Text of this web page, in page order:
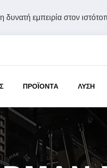
δυνατή εμπειρία στον
ΠΡΟΪΟΝΤΑ ΛΥΣΗ